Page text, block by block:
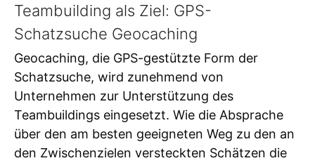
Teambuilding als Ziel: GPS-
Schatzsuche Geocaching
Geocaching, die GPS-gestützte Form der
Schatzsuche, wird zunehmend von
Unternehmen zur Unterstützung des
Teambuildings eingesetzt. Wie die Absprache
über den am besten geeigneten Weg zu den an
den Zwischenzielen versteckten Schätzen die